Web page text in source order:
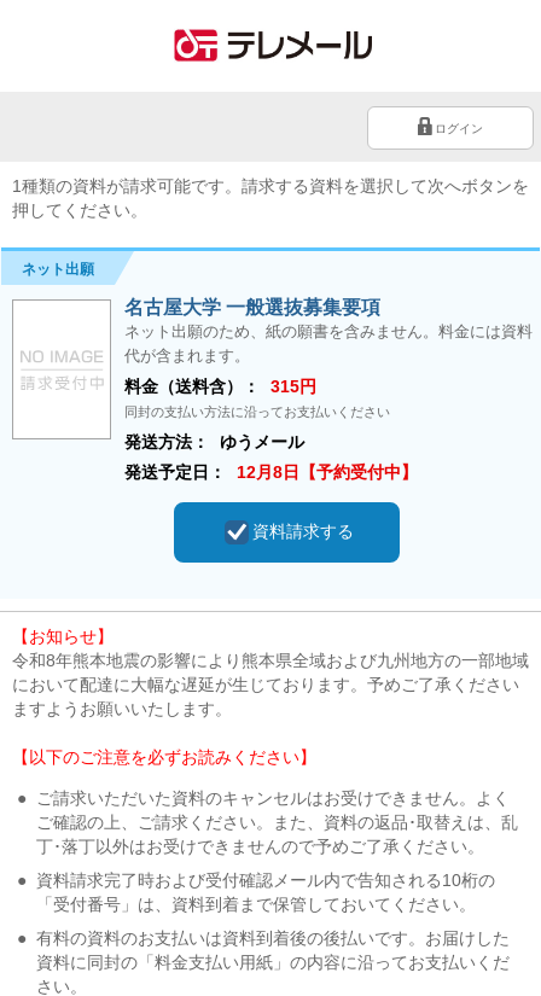
ログイン
1種類の資料が請求可能です。請求する資料を選択して次へボタンを
押してください。
ネット出願
名古屋大学 一般選抜募集要項
ネット出願のため、紙の願書を含みません。料金には資料
代が含まれます。
料金（送料含）： 315円
同封の支払い方法に沿ってお支払いください
発送方法：
ゆうメール
発送予定日：
12月8日【予約受付中】
資料請求する
【お知らせ】
令和8年熊本地震の影響により熊本県全域および九州地方の一部地域
において配達に大幅な遅延が生じております。予めご了承ください
ますようお願いいたします。
【以下のご注意を必ずお読みください】
●
ご請求いただいた資料のキャンセルはお受けできません。よく
ご確認の上、ご請求ください。また、資料の返品･取替えは、乱
丁･落丁以外はお受けできませんので予めご了承ください。
● 資料請求完了時および受付確認メール内で告知される10桁の
「受付番号」は、資料到着まで保管しておいてください。
● 有料の資料のお支払いは資料到着後の後払いです。お届けした
資料に同封の「料金支払い用紙」の内容に沿ってお支払いくだ
さい。